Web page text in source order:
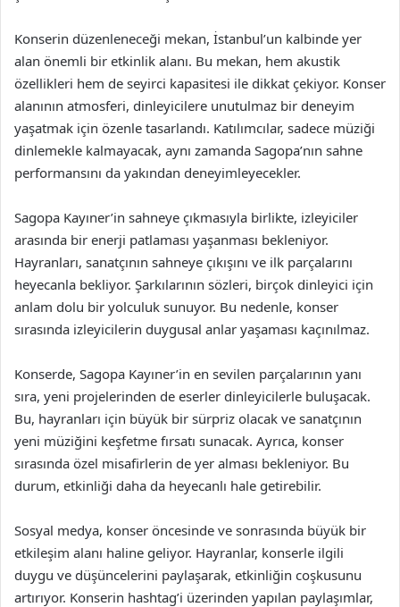
Konserin düzenleneceği mekan, İstanbul’un kalbinde yer
alan önemli bir etkinlik alanı. Bu mekan, hem akustik
özellikleri hem de seyirci kapasitesi ile dikkat çekiyor. Konser
alanının atmosferi, dinleyicilere unutulmaz bir deneyim
yaşatmak için özenle tasarlandı. Katılımcılar, sadece müziği
dinlemekle kalmayacak, aynı zamanda Sagopa’nın sahne
performansını da yakından deneyimleyecekler.
Sagopa Kayıner’in sahneye çıkmasıyla birlikte, izleyiciler
arasında bir enerji patlaması yaşanması bekleniyor.
Hayranları, sanatçının sahneye çıkışını ve ilk parçalarını
heyecanla bekliyor. Şarkılarının sözleri, birçok dinleyici için
anlam dolu bir yolculuk sunuyor. Bu nedenle, konser
sırasında izleyicilerin duygusal anlar yaşaması kaçınılmaz.
Konserde, Sagopa Kayıner’in en sevilen parçalarının yanı
sıra, yeni projelerinden de eserler dinleyicilerle buluşacak.
Bu, hayranları için büyük bir sürpriz olacak ve sanatçının
yeni müziğini keşfetme fırsatı sunacak. Ayrıca, konser
sırasında özel misafirlerin de yer alması bekleniyor. Bu
durum, etkinliği daha da heyecanlı hale getirebilir.
Sosyal medya, konser öncesinde ve sonrasında büyük bir
etkileşim alanı haline geliyor. Hayranlar, konserle ilgili
duygu ve düşüncelerini paylaşarak, etkinliğin coşkusunu
artırıyor. Konserin hashtag’i üzerinden yapılan paylaşımlar,